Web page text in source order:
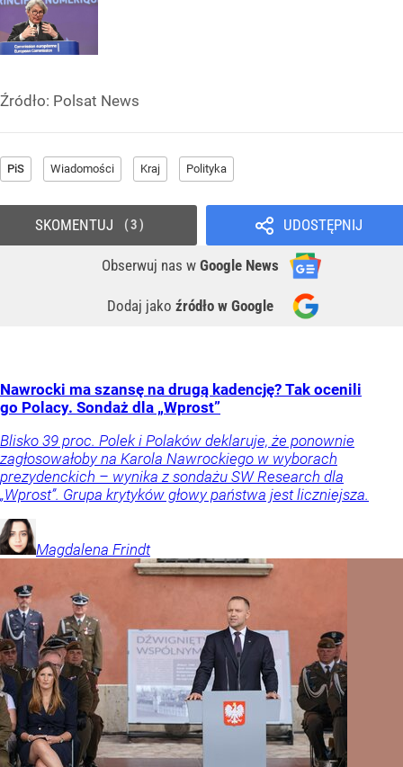
Źródło: Polsat News
PiS Wiadomości Kraj Polityka
UDOSTĘPNIJ
Obserwuj nas w Google News
Dodaj jako źródło w Google
SKOMENTUJ 3
Nawrocki ma szansę na drugą kadencję? Tak ocenili
go Polacy. Sondaż dla „Wprost”
Blisko 39 proc. Polek i Polaków deklaruje, że ponownie
zagłosowałoby na Karola Nawrockiego w wyborach
prezydenckich – wynika z sondażu SW Research dla
„Wprost”. Grupa krytyków głowy państwa jest liczniejsza.
Magdalena Frindt